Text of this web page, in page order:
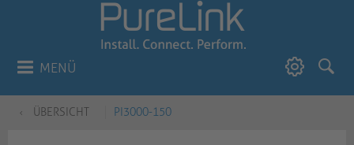
MENÜ
ÜBERSICHT PI3000-150